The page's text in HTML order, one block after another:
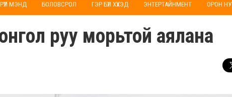
МЭНД БОЛОВСРОЛ ГЭР БҮЛ ХҮҮХЭД ЭНТЕРТАЙНМЕНТ ОРОН
руу морьтой аялана